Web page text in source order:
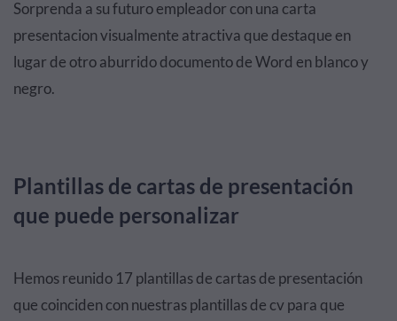
Sorprenda a su futuro empleador con una carta
presentacion visualmente atractiva que destaque en
lugar de otro aburrido documento de Word en blanco y
negro.
Plantillas de cartas de presentación
que puede personalizar
Hemos reunido 17 plantillas de cartas de presentación
que coinciden con nuestras plantillas de cv para que